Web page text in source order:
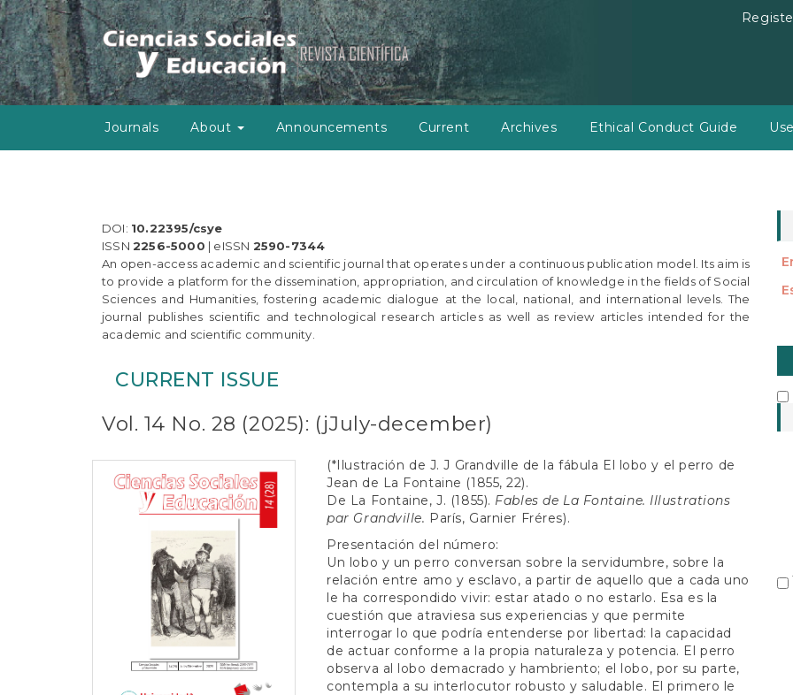
M
a
i
n
N
a
g
Journals About Announcements Current Archives Ethical Conduct Guide
DOI: 10.22395/csye
ISSN 2256-5000 | eISSN 2590-7344
An open-access academic and scientific journal that operates under a continuous publication model. Its aim is
to provide a platform for the dissemination, appropriation, and circulation of knowledge in the fields of Social
Sciences and Humanities, fostering academic dialogue at the local, national, and international levels. The
journal publishes scientific and technological research articles as well as review articles intended for the
academic and scientific community.
CURRENT ISSUE
Vol. 14 No. 28 (2025): (jJuly-december)
(*Ilustración de J. J Grandville de la fábula El lobo y el perro de
Jean de La Fontaine (1855, 22).
De La Fontaine, J. (1855). Fables de La Fontaine. Illustrations
par Grandville. París, Garnier Fréres).
Presentación del número:
Un lobo y un perro conversan sobre la servidumbre, sobre la
relación entre amo y esclavo, a partir de aquello que a cada uno
le ha correspondido vivir: estar atado o no estarlo. Esa es la
cuestión que atraviesa sus experiencias y que permite
interrogar lo que podría entenderse por libertad: la capacidad
de actuar conforme a la propia naturaleza y potencia. El perro
observa al lobo demacrado y hambriento; el lobo, por su parte,
contempla a su interlocutor robusto y saludable. El primero le
a